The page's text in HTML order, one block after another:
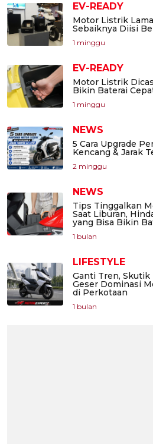
EV-READY
Motor Listrik
Sebaiknya Diisi
1 minggu
EV-READY
Motor Listrik
Bikin Baterai
1 minggu
NEWS
5 Cara Upgrade
Kencang & Jarak
2 minggu
NEWS
Tips Tinggalkan
Saat Liburan,
yang Bisa Bikin
1 bulan
LIFESTYLE
Ganti Tren,
Geser Dominasi
di Perkotaan
1 bulan